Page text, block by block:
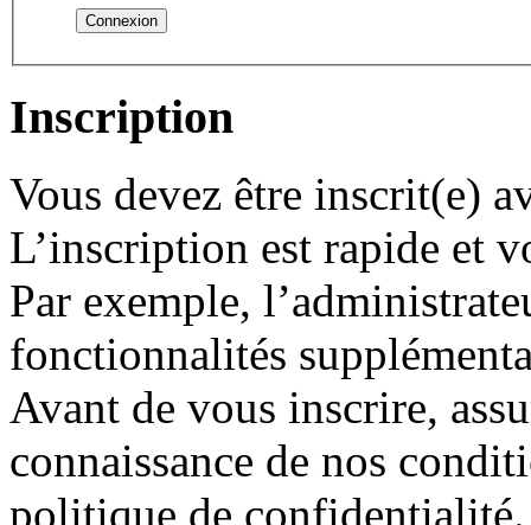
Inscription
Vous devez être inscrit(e)
L’inscription est rapide et
Par exemple,
fonctionnalités
Avant de vous inscrire,
connaissance de nos
politique de